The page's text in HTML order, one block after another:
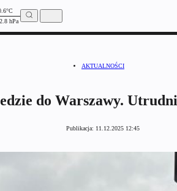
hPa
AKTUALNOŚCI
do Warszawy.
Publikacja: 11.12.2025 12:45